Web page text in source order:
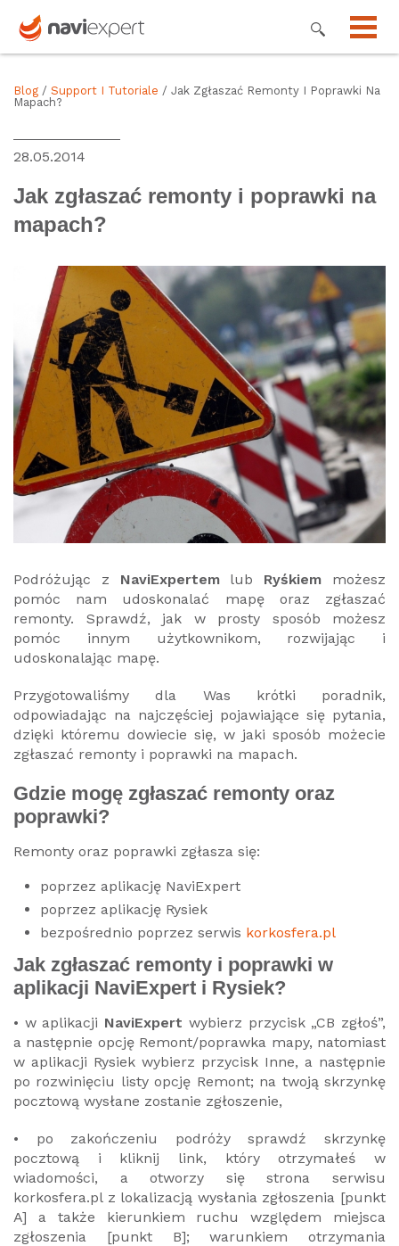
Blog / Support I Tutoriale / Jak Zgłaszać Remonty I Poprawki Na
Mapach?
28.05.2014
Jak zgłaszać remonty i poprawki na
mapach?
Podróżując z NaviExpertemlub Ryśkiem możesz
pomóc nam udoskonalać mapę oraz zgłaszać
remonty. Sprawdź, jak w prosty sposób możesz
pomóc innym użytkownikom, rozwijając i
udoskonalając mapę.
Przygotowaliśmy dla Was krótki poradnik,
odpowiadając na najczęściej pojawiające się pytania,
dzięki któremu dowiecie się, w jaki sposób możecie
zgłaszać remonty i poprawki na mapach.
Gdzie mogę zgłaszać remonty oraz
poprawki?
Remonty oraz poprawki zgłasza się:
poprzez aplikację NaviExpert
poprzez aplikację Rysiek
bezpośrednio poprzez serwis korkosfera.pl
Jak zgłaszać remonty i poprawki w
aplikacji NaviExpert i Rysiek?
• w aplikacji NaviExpert wybierz przycisk „CB zgłoś”,
a następnie opcję Remont/poprawka mapy, natomiast
w aplikacji Rysiek wybierz przycisk Inne, a następnie
po rozwinięciu listy opcję Remont; na twoją skrzynkę
pocztową wysłane zostanie zgłoszenie,
• po zakończeniu podróży sprawdź skrzynkę
pocztową i kliknij link, który otrzymałeś w
wiadomości, a otworzy się strona serwisu
korkosfera.pl z lokalizacją wysłania zgłoszenia [punkt
A] a także kierunkiem ruchu względem miejsca
zgłoszenia [punkt B]; warunkiem otrzymania